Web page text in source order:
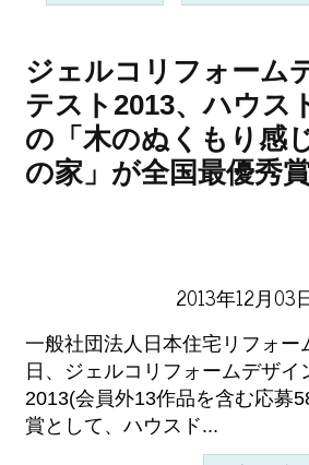
ジェルコリフォーム
テスト2013、ハウス
の「木のぬくもり感
の家」が全国最優秀
2013年12月03
一般社団法人日本住宅リフォー
日、ジェルコリフォームデザイ
2013(会員外13作品を含む応募
賞として、ハウスド...